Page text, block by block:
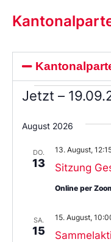
Jetzt –
Sie
das
aus.
August 2026
DO.
13 Sitzung
13. August,
Online per
SA.
15
15. August,